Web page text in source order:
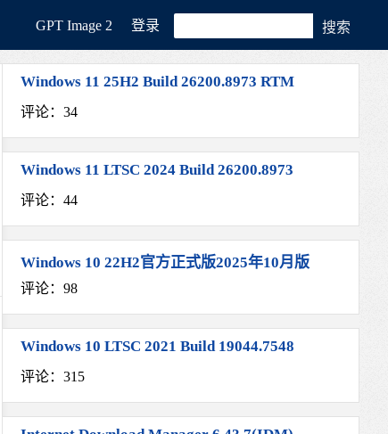
GРT Image 2 登录
Windows 11 25H2 Build 26200.8973 RTM
评论：34
Windows 11 LTSC 2024 Build 26200.8973
评论：44
Windows 10 22H2官方正式版2025年10月版
评论：98
Windows 10 LTSC 2021 Build 19044.7548
评论：315